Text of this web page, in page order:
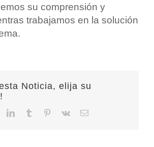
su comprensión y
trabajamos en la solución
Noticia, elija su
LinkedInTumblr Pinterest
Vk Email